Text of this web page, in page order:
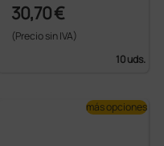
30,70 €
(Precio sin IVA)
10 uds.
más opciones